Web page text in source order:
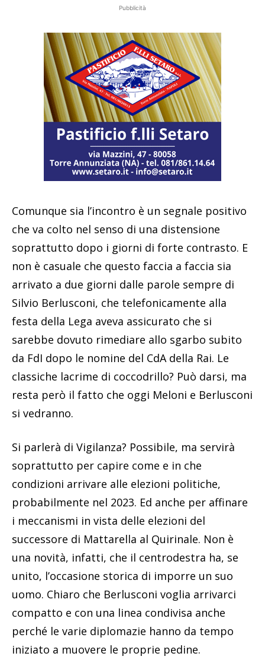
Pubblicità
Comunque sia l’incontro è un segnale positivo
che va colto nel senso di una distensione
soprattutto dopo i giorni di forte contrasto. E
non è casuale che questo faccia a faccia sia
arrivato a due giorni dalle parole sempre di
Silvio Berlusconi, che telefonicamente alla
festa della Lega aveva assicurato che si
sarebbe dovuto rimediare allo sgarbo subito
da FdI dopo le nomine del CdA della Rai. Le
classiche lacrime di coccodrillo? Può darsi, ma
resta però il fatto che oggi Meloni e Berlusconi
si vedranno.
Si parlerà di Vigilanza? Possibile, ma servirà
soprattutto per capire come e in che
condizioni arrivare alle elezioni politiche,
probabilmente nel 2023. Ed anche per affinare
i meccanismi in vista delle elezioni del
successore di Mattarella al Quirinale. Non è
una novità, infatti, che il centrodestra ha, se
unito, l’occasione storica di imporre un suo
uomo. Chiaro che Berlusconi voglia arrivarci
compatto e con una linea condivisa anche
perché le varie diplomazie hanno da tempo
iniziato a muovere le proprie pedine.